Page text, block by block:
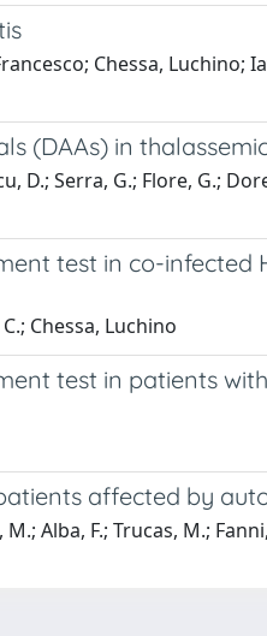
Chessa, Luchino;
(DAAs) in
Serra, G.; Flore, G.;
test in co-infected
Chessa, Luchino
test in patients
affected by
Alba, F.; Trucas, M.;